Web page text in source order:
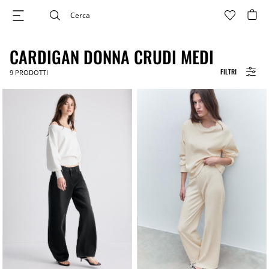
FILTRI
CARDIGAN DONNA CRUDI MEDI
9 PRODOTTI